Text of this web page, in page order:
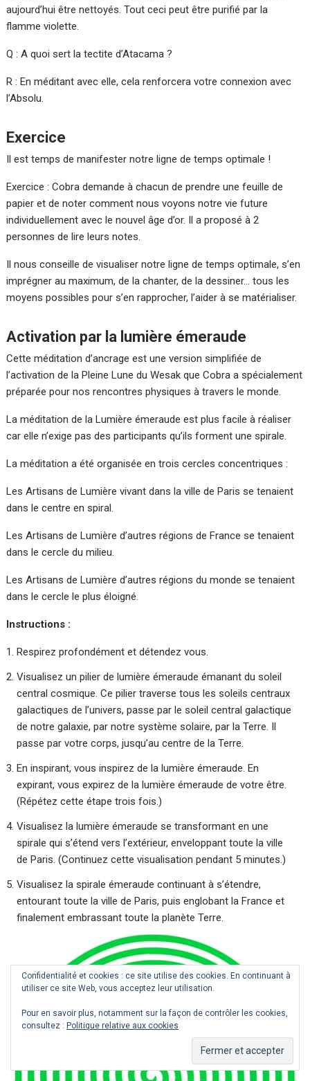
aujourd’hui être nettoyés. Tout ceci peut être purifié par la
flamme violette.
Q : A quoi sert la tectite d’Atacama ?
R : En méditant avec elle, cela renforcera votre connexion avec
l’Absolu.
Exercice
Il est temps de manifester notre ligne de temps optimale !
Exercice : Cobra demande à chacun de prendre une feuille de
papier et de noter comment nous voyons notre vie future
individuellement avec le nouvel âge d’or. Il a proposé à 2
personnes de lire leurs notes.
Il nous conseille de visualiser notre ligne de temps optimale, s’en
imprégner au maximum, de la chanter, de la dessiner… tous les
moyens possibles pour s’en rapprocher, l’aider à se matérialiser.
Activation par la lumière émeraude
Cette méditation d’ancrage est une version simplifiée de
l’activation de la Pleine Lune du Wesak que Cobra a spécialement
préparée pour nos rencontres physiques à travers le monde.
La méditation de la Lumière émeraude est plus facile à réaliser
car elle n’exige pas des participants qu’ils forment une spirale.
La méditation a été organisée en trois cercles concentriques :
Les Artisans de Lumière vivant dans la ville de Paris se tenaient
dans le centre en spiral.
Les Artisans de Lumière d’autres régions de France se tenaient
dans le cercle du milieu.
Les Artisans de Lumière d’autres régions du monde se tenaient
dans le cercle le plus éloigné.
Instructions :
Respirez profondément et détendez vous.
Visualisez un pilier de lumière émeraude émanant du soleil
central cosmique. Ce pilier traverse tous les soleils centraux
galactiques de l’univers, passe par le soleil central galactique
de notre galaxie, par notre système solaire, par la Terre. Il
passe par votre corps, jusqu’au centre de la Terre.
En inspirant, vous inspirez de la lumière émeraude. En
expirant, vous expirez de la lumière émeraude de votre être.
(Répétez cette étape trois fois.)
Visualisez la lumière émeraude se transformant en une
spirale qui s’étend vers l’extérieur, enveloppant toute la ville
de Paris. (Continuez cette visualisation pendant 5 minutes.)
Visualisez la spirale émeraude continuant à s’étendre,
entourant toute la ville de Paris, puis englobant la France et
finalement embrassant toute la planète Terre.
Confidentialité et cookies : ce site utilise des cookies. En continuant à
utiliser ce site Web, vous acceptez leur utilisation.
Pour en savoir plus, notamment sur la façon de contrôler les cookies,
consultez : Politique relative aux cookies